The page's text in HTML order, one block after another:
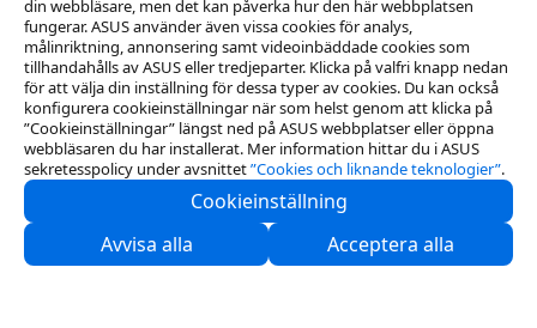
din webbläsare, men det kan påverka hur den här webbplatsen
fungerar. ASUS använder även vissa cookies för analys,
målinriktning, annonsering samt videoinbäddade cookies som
tillhandahålls av ASUS eller tredjeparter. Klicka på valfri knapp nedan
för att välja din inställning för dessa typer av cookies. Du kan också
konfigurera cookieinställningar när som helst genom att klicka på
”Cookieinställningar” längst ned på ASUS webbplatser eller öppna
webbläsaren du har installerat. Mer information hittar du i ASUS
sekretesspolicy under avsnittet”Cookies och liknande teknologier”.
Cookieinställning
Avvisa alla
Acceptera alla
Kontakta oss